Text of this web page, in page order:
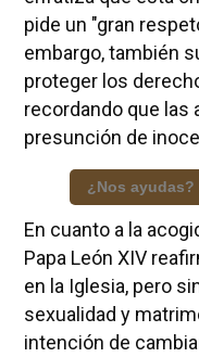
pide un "gran
embargo, también
proteger los
recordando que las
presunción de
¿Nos
En cuanto a la
Papa León XIV
en la Iglesia, pero
sexualidad y
intención de